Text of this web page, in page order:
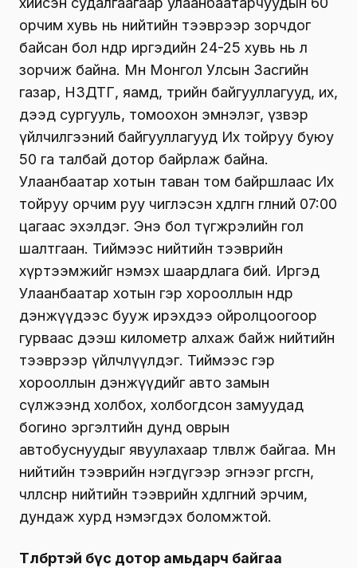
орчим хувь нь нийтийн тээврээр зорчдог
байсан бол өнөөдөр иргэдийн 24-25 хувь нь л
зорчиж байна. Мөн Монгол Улсын Засгийн
газар, НЗДТГ, яамд, төрийн байгууллагууд, их,
дээд сургууль, томоохон эмнэлэг, үзвэр
үйлчилгээний байгууллагууд Их тойруу буюу
50 га талбай дотор байрлаж байна.
Улаанбаатар хотын таван том байршлаас Их
тойруу орчим руу чиглэсэн хөдөлгөөн өглөөний 07:00
цагаас эхэлдэг. Энэ бол түгжрэлийн гол
шалтгаан. Тиймээс нийтийн тээврийн
хүртээмжийг нэмэх шаардлага бий. Иргэд
Улаанбаатар хотын гэр хорооллын өндөр
дэнжүүдээс бууж ирэхдээ ойролцоогоор
гурваас дээш километр алхаж байж нийтийн
тээврээр үйлчлүүлдэг. Тиймээс гэр
хорооллын дэнжүүдийг авто замын
сүлжээнд холбох, холбогдсон замуудад
богино эргэлтийн дунд оврын
автобуснуудыг явуулахаар төлөвлөж байгаа. Мөн
нийтийн тээврийн нэгдүгээр эгнээг өргөсгөн,
чөлөөлснөөр нийтийн тээврийн хөдөлгөөний эрчим,
дундаж хурд нэмэгдэх боломжтой.
Төлбөртэй бүс дотор амьдарч байгаа